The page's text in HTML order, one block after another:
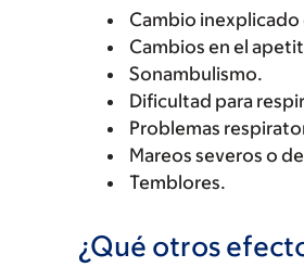
Cambio inexplicado
Cambios en el
Sonambulismo.
Dificultad para
Problemas
Mareos severos o
Temblores.
¿Qué otros